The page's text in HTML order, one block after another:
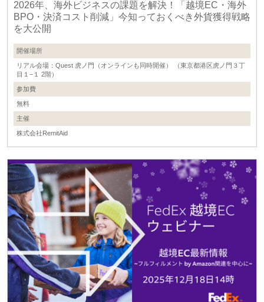
2026年、海外ビジネスの課題を解決！「越境EC・海外
BPO・決済コスト削減」今知っておくべき外貨獲得戦略
を大公開
開催場所
リアル会場：Quest 虎ノ門（オンラインも同時開催） （東京都港区虎ノ門３丁
目１−１ 2階）
参加費
無料
主催
株式会社RemitAid